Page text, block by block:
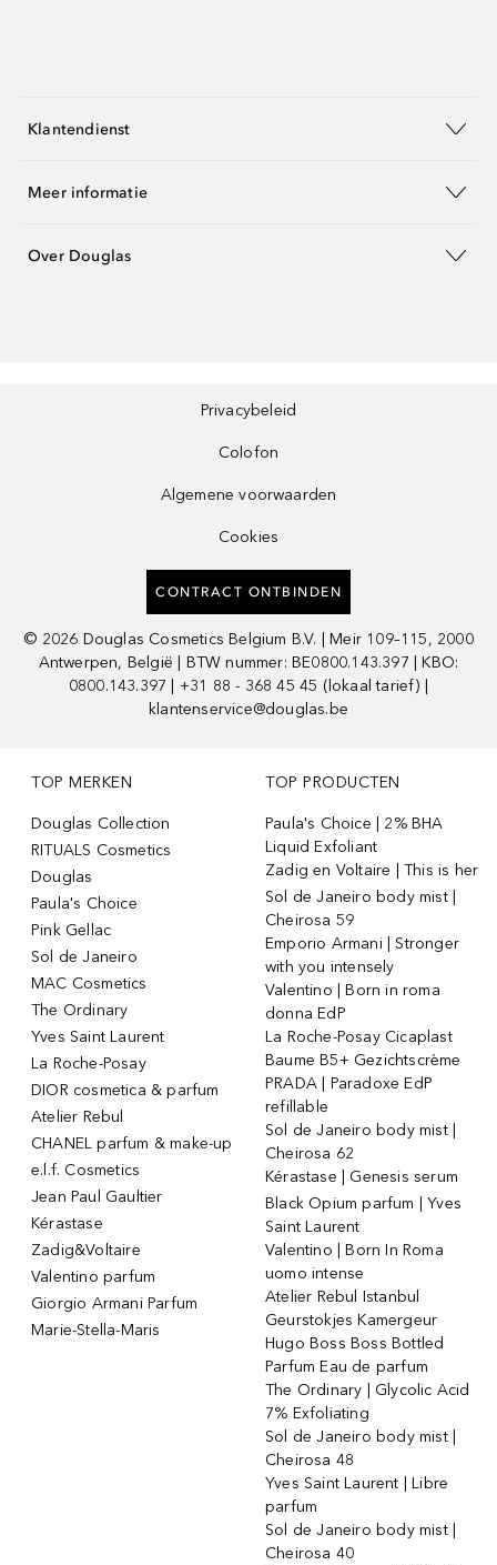
Klantendienst
Meer informatie
Over Douglas
Privacybeleid
Colofon
Algemene voorwaarden
Cookies
CONTRACT ONTBINDEN
© 2026 Douglas Cosmetics Belgium B.V. | Meir 109–115, 2000
Antwerpen, België | BTW nummer: BE0800.143.397 | KBO:
0800.143.397 | +31 88 - 368 45 45 (lokaal tarief) |
klantenservice@douglas.be
TOP MERKEN
Douglas Collection
RITUALS Cosmetics
Douglas
Paula's Choice
Pink Gellac
Sol de Janeiro
MAC Cosmetics
The Ordinary
Yves Saint Laurent
La Roche-Posay
DIOR cosmetica & parfum
Atelier Rebul
CHANEL parfum & make-up
e.l.f. Cosmetics
Jean Paul Gaultier
Kérastase
Zadig&Voltaire
Valentino parfum
Giorgio Armani Parfum
Marie-Stella-Maris
TOP PRODUCTEN
Paula's Choice | 2% BHA
Liquid Exfoliant
Zadig en Voltaire | This is her
Sol de Janeiro body mist |
Cheirosa 59
Emporio Armani | Stronger
with you intensely
Valentino | Born in roma
donna EdP
La Roche-Posay Cicaplast
Baume B5+ Gezichtscrème
PRADA | Paradoxe EdP
refillable
Sol de Janeiro body mist |
Cheirosa 62
Kérastase | Genesis serum
Black Opium parfum | Yves
Saint Laurent
Valentino | Born In Roma
uomo intense
Atelier Rebul Istanbul
Geurstokjes Kamergeur
Hugo Boss Boss Bottled
Parfum Eau de parfum
The Ordinary | Glycolic Acid
7% Exfoliating
Sol de Janeiro body mist |
Cheirosa 48
Yves Saint Laurent | Libre
parfum
Sol de Janeiro body mist |
Cheirosa 40